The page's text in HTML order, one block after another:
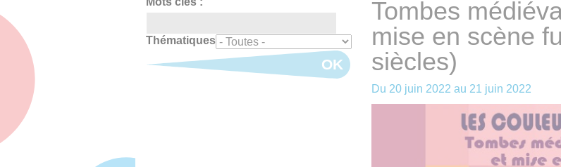
Tombes
mise en scène
siècles)
Du 20 juin 2022 au 21 juin 2022
Thématiques
OK